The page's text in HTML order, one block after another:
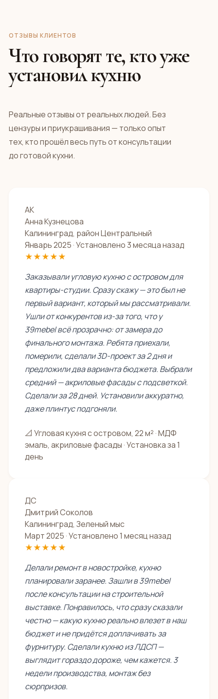
ОТЗЫВЫ КЛИЕНТОВ
Что говорят те, кто уже
установил кухню
Реальные отзывы от реальных людей. Без
цензуры и приукрашивания — только опыт
тех, кто прошёл весь путь от консультации
до готовой кухни.
АК
Анна Кузнецова
Калининград, район Центральный
Январь 2025 · Установлено 3 месяца назад
★★★★★
Заказывали угловую кухню с островом для
квартиры-студии. Сразу скажу — это был не
первый вариант, который мы рассматривали.
Ушли от конкурентов из-за того, что у
39mebel всё прозрачно: от замера до
финального монтажа. Ребята приехали,
померили, сделали 3D-проект за 2 дня и
предложили два варианта бюджета. Выбрали
средний — акриловые фасады с подсветкой.
Сделали за 28 дней. Установили аккуратно,
даже плинтус подгоняли.
📐 Угловая кухня с островом, 22 м² · МДФ
эмаль, акриловые фасады · Установка за 1
день
ДС
Дмитрий Соколов
Калининград, Зеленый мыс
Март 2025 · Установлено 1 месяц назад
★★★★★
Делали ремонт в новостройке, кухню
планировали заранее. Зашли в 39mebel
после консультации на строительной
выставке. Понравилось, что сразу сказали
честно — какую кухню реально влезет в наш
бюджет и не придётся доплачивать за
фурнитуру. Сделали кухню из ЛДСП —
выглядит гораздо дороже, чем кажется. 3
недели производства, монтаж без
сюрпризов.